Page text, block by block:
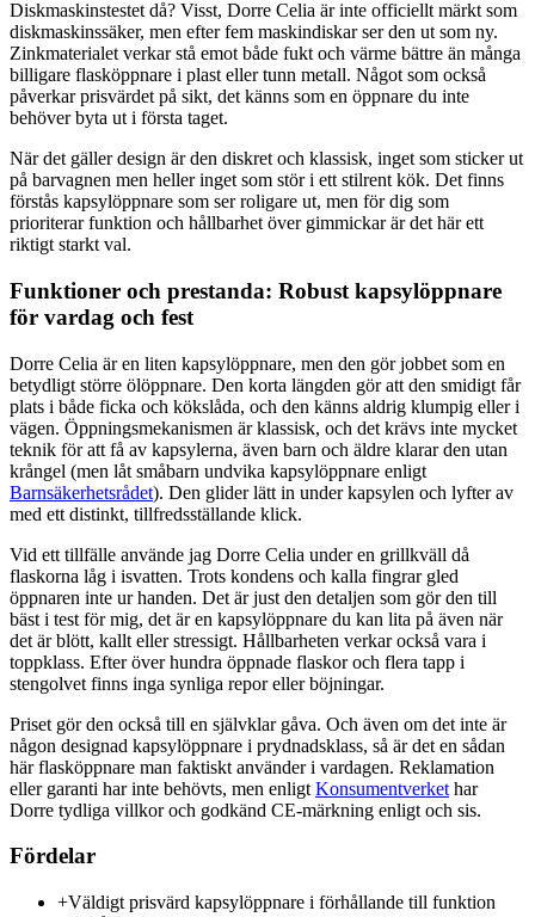
Diskmaskinstestet då? Visst, Dorre Celia är inte officiellt märkt som
diskmaskinssäker, men efter fem maskindiskar ser den ut som ny.
Zinkmaterialet verkar stå emot både fukt och värme bättre än många
billigare flasköppnare i plast eller tunn metall. Något som också
påverkar prisvärdet på sikt, det känns som en öppnare du inte
behöver byta ut i första taget.
När det gäller design är den diskret och klassisk, inget som sticker ut
på barvagnen men heller inget som stör i ett stilrent kök. Det finns
förstås kapsylöppnare som ser roligare ut, men för dig som
prioriterar funktion och hållbarhet över gimmickar är det här ett
riktigt starkt val.
Funktioner och prestanda: Robust kapsylöppnare
för vardag och fest
Dorre Celia är en liten kapsylöppnare, men den gör jobbet som en
betydligt större ölöppnare. Den korta längden gör att den smidigt får
plats i både ficka och kökslåda, och den känns aldrig klumpig eller i
vägen. Öppningsmekanismen är klassisk, och det krävs inte mycket
teknik för att få av kapsylerna, även barn och äldre klarar den utan
krångel (men låt småbarn undvika kapsylöppnare enligt
Barnsäkerhetsrådet). Den glider lätt in under kapsylen och lyfter av
med ett distinkt, tillfredsställande klick.
Vid ett tillfälle använde jag Dorre Celia under en grillkväll då
flaskorna låg i isvatten. Trots kondens och kalla fingrar gled
öppnaren inte ur handen. Det är just den detaljen som gör den till
bäst i test för mig, det är en kapsylöppnare du kan lita på även när
det är blött, kallt eller stressigt. Hållbarheten verkar också vara i
toppklass. Efter över hundra öppnade flaskor och flera tapp i
stengolvet finns inga synliga repor eller böjningar.
Priset gör den också till en självklar gåva. Och även om det inte är
någon designad kapsylöppnare i prydnadsklass, så är det en sådan
här flasköppnare man faktiskt använder i vardagen. Reklamation
eller garanti har inte behövts, men enligt Konsumentverket har
Dorre tydliga villkor och godkänd CE-märkning enligt och sis.
Fördelar
+Väldigt prisvärd kapsylöppnare i förhållande till funktion